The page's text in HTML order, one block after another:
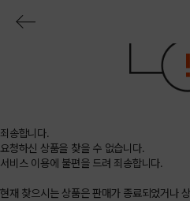
죄송합니다.
요청하신 상품을 찾을 수 없습니다.
서비스 이용에 불편을 드려 죄송합니다.
현재 찾으시는 상품은 판매가 종료되었거나